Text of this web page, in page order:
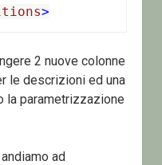
>
2 nuove colonne
le descrizioni ed una
la parametrizzazione
ad